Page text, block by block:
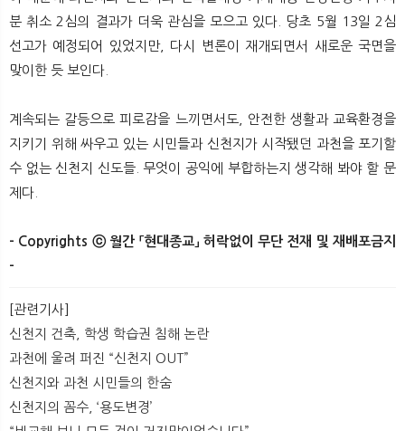
분 취소 2심의 결과가 더욱 관심을 모으고 있다. 당초 5월 13일 2심
선고가 예정되어 있었지만, 다시 변론이 재개되면서 새로운 국면을
맞이한 듯 보인다.
계속되는 갈등으로 피로감을 느끼면서도, 안전한 생활과 교육환경을
지키기 위해 싸우고 있는 시민들과 신천지가 시작됐던 과천을 포기할
수 없는 신천지 신도들. 무엇이 공익에 부합하는지 생각해 봐야 할 문
제다.
- Copyrights ⓒ 월간 「현대종교」 허락없이 무단 전재 및 재배포금지
-
[관련기사]
신천지 건축, 학생 학습권 침해 논란
과천에 울려 퍼진 “신천지 OUT”
신천지와 과천 시민들의 한숨
신천지의 꼼수, ‘용도변경’